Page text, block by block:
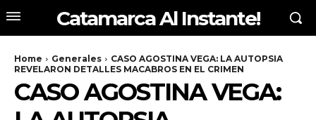
Catamarca Al Instante!
Home Generales
CASO AGOSTINA VEGA: LA AUTOPSIA
REVELARON DETALLES MACABROS EN EL CRIMEN
CASO AGOSTINA VEGA: